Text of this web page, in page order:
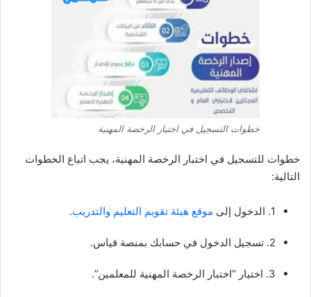
خطوات التسجيل في اختبار الرخصة المهنية
خطوات للتسجيل في اختبار الرخصة المهنية، يجب اتباع الخطوات
التالية:
1. الدخول إلى موقع هيئة تقويم التعليم والتدريب.
2. تسجيل الدخول في حسابك بمنصة قياس.
3. اختيار “اختبار الرخصة المهنية للمعلمين”.